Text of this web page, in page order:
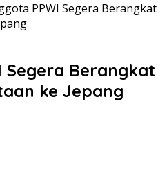
PPWI Segera Berangkat
Segera Berangkat
ke Jepang